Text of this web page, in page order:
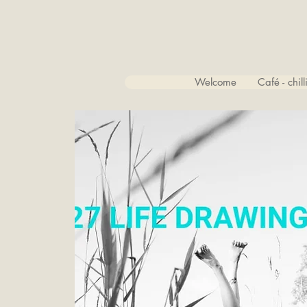
Welcome Café -